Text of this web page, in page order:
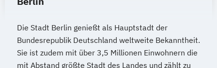
Die Stadt Berlin genießt als Hauptstadt der
Bundesrepublik Deutschland weltweite Bekanntheit.
Sie ist zudem mit über 3,5 Millionen Einwohnern die
mit Abstand größte Stadt des Landes und zählt zu